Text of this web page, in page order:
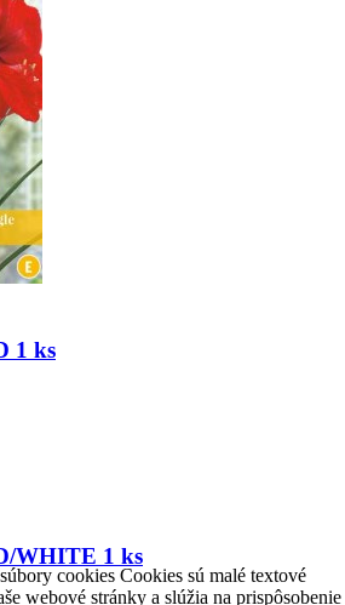
1 ks
WHITE 1 ks
cookies Cookies sú malé textové
webové stránky a slúžia na prispôsobenie